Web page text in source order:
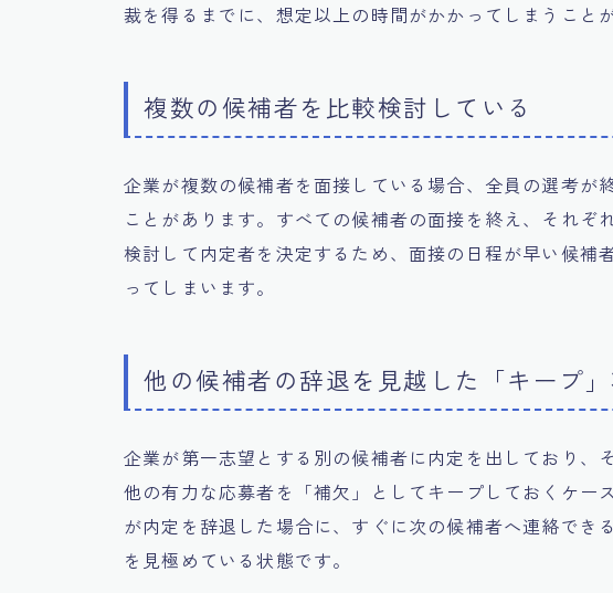
裁を得るまでに、想定以上の時間がかかってしまうこと
複数の候補者を比較検討している
企業が複数の候補者を面接している場合、全員の選考が
ことがあります。すべての候補者の面接を終え、それぞ
検討して内定者を決定するため、面接の日程が早い候補
ってしまいます。
他の候補者の辞退を見越した「キープ
企業が第一志望とする別の候補者に内定を出しており、
他の有力な応募者を「補欠」としてキープしておくケー
が内定を辞退した場合に、すぐに次の候補者へ連絡でき
を見極めている状態です。